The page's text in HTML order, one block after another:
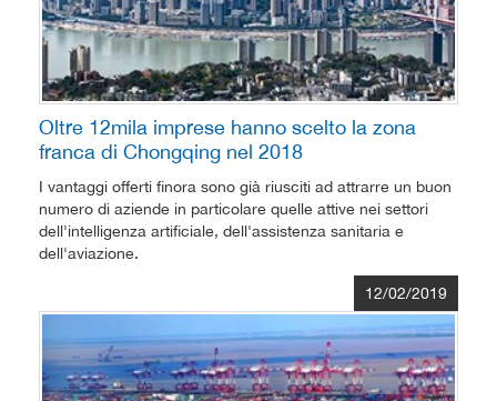
Oltre 12mila imprese hanno scelto la zona
franca di Chongqing nel 2018
I vantaggi offerti finora sono già riusciti ad attrarre un buon
numero di aziende in particolare quelle attive nei settori
dell'intelligenza artificiale, dell'assistenza sanitaria e
dell'aviazione.
12/02/2019